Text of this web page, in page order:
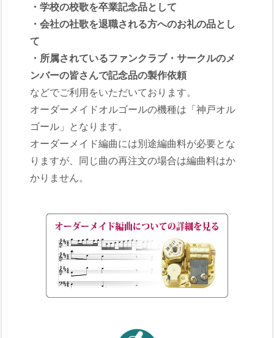
・学校の校歌を卒業記念品として
・会社の社歌を退職される方へのお礼の品とし
て
・所属されているファンクラブ・サークルのメ
ンバーの皆さんで記念品の製作依頼
などでご利用をいただいております。
オーダーメイドオルゴールの機種は「神戸オル
ゴール」となります。
オーダーメイド編曲には別途編曲料が必要とな
りますが、同じ曲の再注文の場合は編曲料はか
かりません。